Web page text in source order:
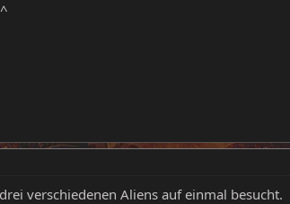
verschiedenen Aliens auf einmal besucht.